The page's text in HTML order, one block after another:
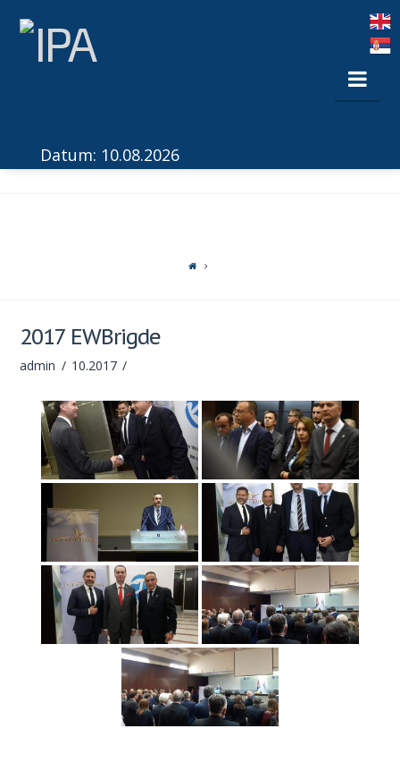
Datum: 10.08.2026
2017 EWBrigde
admin 10.2017